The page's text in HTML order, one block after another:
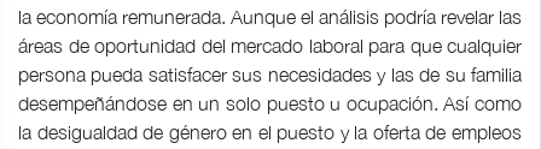
la economía remunerada. Aunque el análisis podría revelar las
áreas de oportunidad del mercado laboral para que cualquier
persona pueda satisfacer sus necesidades y las de su familia
desempeñándose en un solo puesto u ocupación. Así como
la desigualdad de género en el puesto y la oferta de empleos